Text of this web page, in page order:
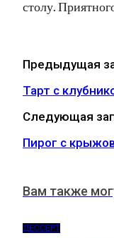
столу.
Предыдущая
Тарт с
Следующая
Пирог с
Вам также
ДЕССЕРТ